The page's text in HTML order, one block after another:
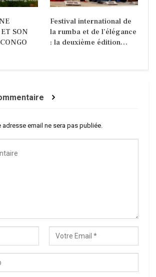
SON
Festival international de
la rumba et de l’élégance
: la deuxième édition…
adresse email ne sera pas publiée.